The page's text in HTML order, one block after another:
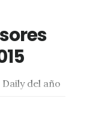
del año